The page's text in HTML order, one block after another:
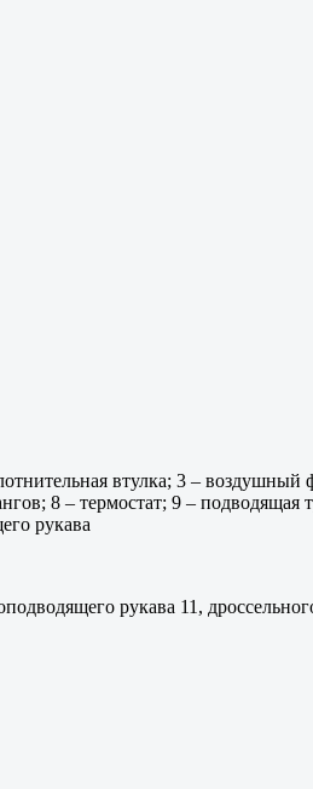
втулка; 3 –
8 – термостат; 9 –
рукава
рукава 11,